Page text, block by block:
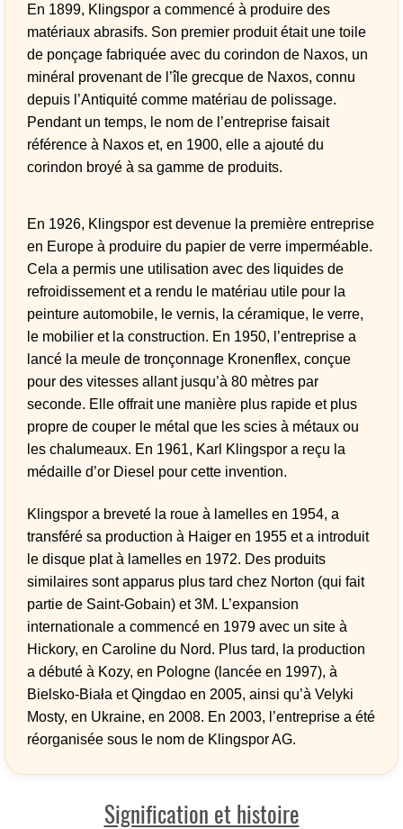
En 1899, Klingspor a commencé à produire des
matériaux abrasifs. Son premier produit était une toile
de ponçage fabriquée avec du corindon de Naxos, un
minéral provenant de l’île grecque de Naxos, connu
depuis l’Antiquité comme matériau de polissage.
Pendant un temps, le nom de l’entreprise faisait
référence à Naxos et, en 1900, elle a ajouté du
corindon broyé à sa gamme de produits.
En 1926, Klingspor est devenue la première entreprise
en Europe à produire du papier de verre imperméable.
Cela a permis une utilisation avec des liquides de
refroidissement et a rendu le matériau utile pour la
peinture automobile, le vernis, la céramique, le verre,
le mobilier et la construction. En 1950, l’entreprise a
lancé la meule de tronçonnage Kronenflex, conçue
pour des vitesses allant jusqu’à 80 mètres par
seconde. Elle offrait une manière plus rapide et plus
propre de couper le métal que les scies à métaux ou
les chalumeaux. En 1961, Karl Klingspor a reçu la
médaille d’or Diesel pour cette invention.
Klingspor a breveté la roue à lamelles en 1954, a
transféré sa production à Haiger en 1955 et a introduit
le disque plat à lamelles en 1972. Des produits
similaires sont apparus plus tard chez Norton (qui fait
partie de Saint-Gobain) et 3M. L’expansion
internationale a commencé en 1979 avec un site à
Hickory, en Caroline du Nord. Plus tard, la production
a débuté à Kozy, en Pologne (lancée en 1997), à
Bielsko-Biała et Qingdao en 2005, ainsi qu’à Velyki
Mosty, en Ukraine, en 2008. En 2003, l’entreprise a été
réorganisée sous le nom de Klingspor AG.
Signification et histoire